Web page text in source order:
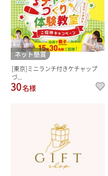
ネット懸賞
[東京]ミニランチ付きケチャップ
づ...
30名様